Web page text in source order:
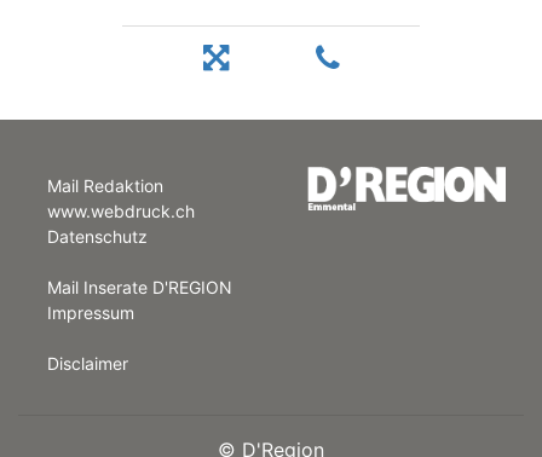
Mail Redaktion
www.webdruck.ch
Datenschutz
Mail Inserate D'REGION
Impressum
Disclaimer
© D'Region